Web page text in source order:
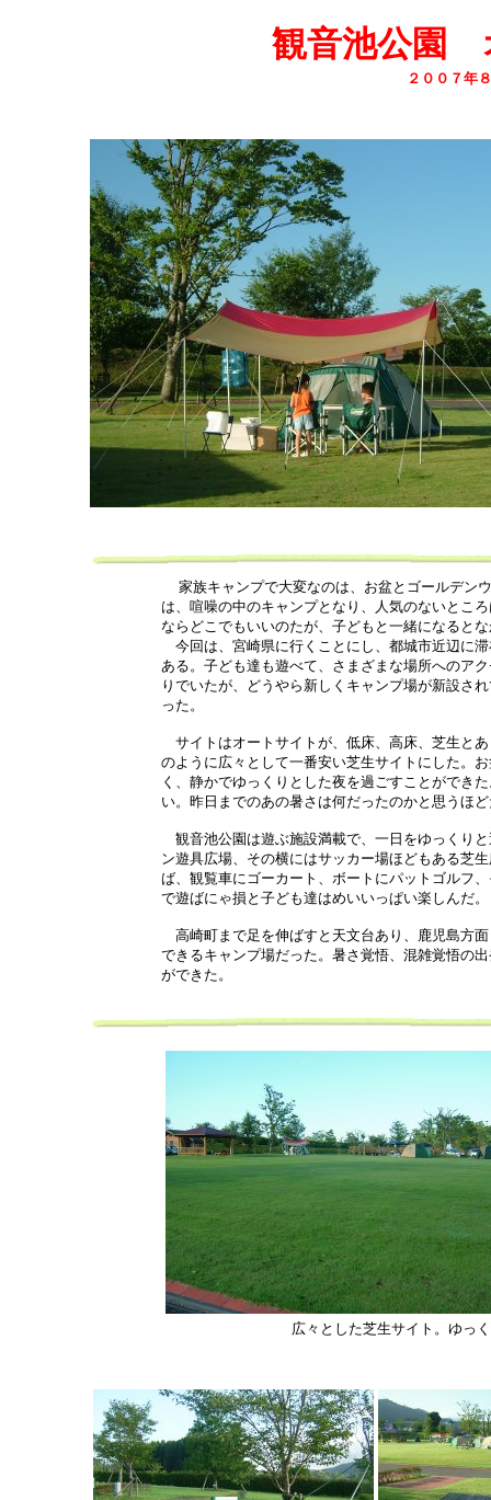
観音池公園
２００７年
家族キャンプで大変なのは、お盆とゴールデン
は、喧噪の中のキャンプとなり、人気のないとこ
ならどこでもいいのたが、子どもと一緒になると
今回は、宮崎県に行くことにし、都城市近辺に
ある。子ども達も遊べて、さまざまな場所へのア
りでいたが、どうやら新しくキャンプ場が新設さ
った。
サイトはオートサイトが、低床、高床、芝生と
のように広々として一番安い芝生サイトにした。
く、静かでゆっくりとした夜を過ごすことができ
い。昨日までのあの暑さは何だったのかと思うほ
観音池公園は遊ぶ施設満載で、一日をゆっくり
ン遊具広場、その横にはサッカー場ほどもある芝
ば、観覧車にゴーカート、ボートにパットゴルフ
で遊ばにゃ損と子ども達はめいいっぱい楽しんだ。
高崎町まで足を伸ばすと天文台あり、鹿児島方
できるキャンプ場だった。暑さ覚悟、混雑覚悟の
ができた。
広々とした芝生サイト。ゆっ